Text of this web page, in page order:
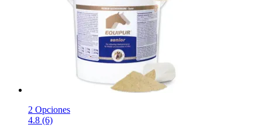
2 Opciones
4.8 (6)